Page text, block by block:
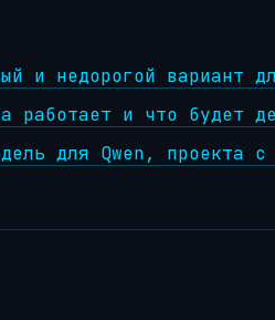
и недорогой вариант
работает и что будет
для Qwen, проекта